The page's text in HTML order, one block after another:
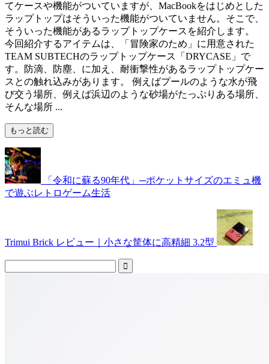
てケースや機能がついていますが、MacBookをはじめとした
ラップトップはそういった機能がついていません。そこで、
そういった機能があるラップトップケースを紹介します。
今回紹介するアイテムは、「冒険家のため」に用意された
TEAM SUBTECHのラップトップケース「DRYCASE」で
す。防滴、防塵、に加え、耐衝撃性があるラップトップケー
スとの触れ込みがあります。 例えばプールのような水が飛
び交う場所、例えば浜辺のような砂場がたっぷりある場所、
そんな場所 ...
もっと読む
「令和に蘇る90年代」─ポケットサイズのエミュ機
で遊ぶレトロゲーム生活
Trimui Brick レビュー｜小さな筐体に高精細 3.2型